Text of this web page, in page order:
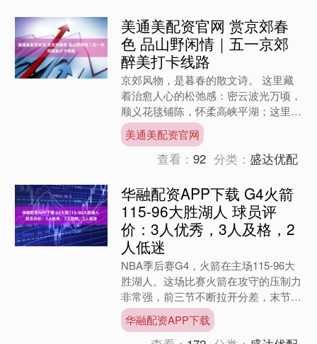
美通美配资官网 赏京郊春
色 品山野闲情｜五一京郊
醉美打卡线路
京郊风物，是暮春的散文诗。 这里藏
着治愈人心的松弛感：密云波光万顷，
顺义花毯铺陈，怀柔高峡平湖；这里也
书写着纸上山河：八达岭的石阶、爨底
下的炊烟与云居寺的石经一....
美通美配资官网
查看：92 分类：盛达优配
华融配资APP下载 G4火箭
115-96大胜湖人 球员评
价：3人优秀，3人及格，2
人低迷
NBA季后赛G4，火箭在主场115-96大
胜湖人。这场比赛火箭在攻守的压制力
非常强，前三节不断拉开分差，末节已
经保持大比分领先了，最终稳稳拿下了
胜利。 全场三个....
华融配资APP下载